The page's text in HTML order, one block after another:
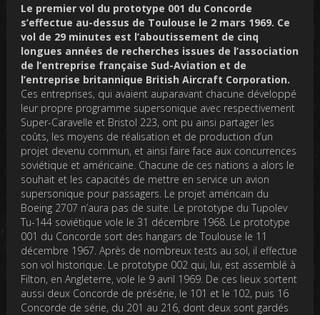
Le premier vol du prototype 001 du Concorde
s’effectue au-dessus de Toulouse le 2 mars 1969. Ce
vol de 29 minutes est l’aboutissement de cinq
longues années de recherches issues de l’association
de l’entreprise française Sud-Aviation et de
l’entreprise britannique British Aircraft Corporation.
Ces entreprises, qui avaient auparavant chacune développé
leur propre programme supersonique avec respectivement
Super-Caravelle et Bristol 223, ont pu ainsi partager les
coûts, les moyens de réalisation et de production d’un
projet devenu commun, et ainsi faire face aux concurrences
soviétique et américaine. Chacune de ces nations a alors le
souhait et les capacités de mettre en service un avion
supersonique pour passagers. Le projet américain du
Boeing 2707 n’aura pas de suite. Le prototype du Tupolev
Tu-144 soviétique vole le 31 décembre 1968. Le prototype
001 du Concorde sort des hangars de Toulouse le 11
décembre 1967. Après de nombreux tests au sol, il effectue
son vol historique. Le prototype 002 qui, lui, est assemblé à
Filton, en Angleterre, vole le 9 avril 1969. De ces lieux sortent
aussi deux Concorde de présérie, le 101 et le 102, puis 16
Concorde de série, du 201 au 216, dont deux sont gardés